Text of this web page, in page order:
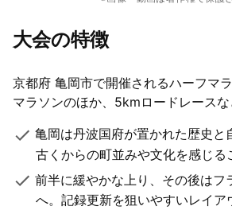
大会の特徴
京都府 亀岡市で開催されるハーフマ
マラソンのほか、5kmロードレースな
亀岡は丹波国府が置かれた歴史と
古くからの町並みや文化を感じる
前半に緩やかな上り、その後はフ
へ。記録更新を狙いやすいレイア